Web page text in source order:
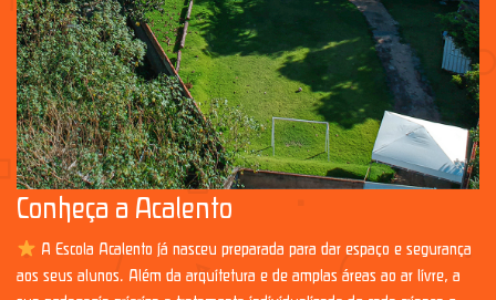
Conheça a Acalento
A Escola Acalento já nasceu preparada para dar espaço e segurança
aos seus alunos. Além da arquitetura e de amplas áreas ao ar livre, a